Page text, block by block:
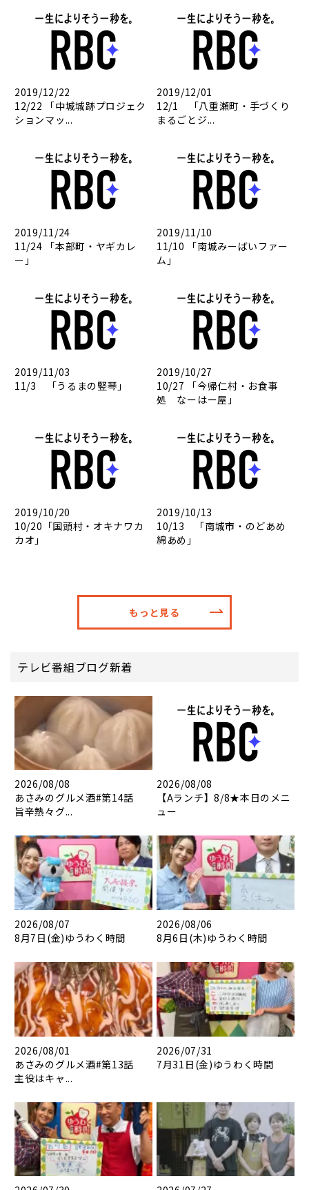
2019/12/22
12/22 「中城城跡プロジェク
ションマッ...
2019/12/01
12/1 「八重瀬町・手づくり
まるごとジ...
2019/11/24
11/24 「本部町・ヤギカレ
ー」
2019/11/10
11/10 「南城みーばいファー
ム」
2019/11/03
11/3 「うるまの竪琴」
2019/10/27
10/27 「今帰仁村・お食事
処 なーはー屋」
2019/10/20
10/20「国頭村・オキナワカ
カオ」
2019/10/13
10/13 「南城市・のどあめ
綿あめ」
もっと見る
テレビ番組ブログ新着
2026/08/08
あさみのグルメ酒#第14話
旨辛熱々グ...
2026/08/08
【Aランチ】8/8★本日のメニ
ュー
2026/08/07
8月7日(金)ゆうわく時間
2026/08/06
8月6日(木)ゆうわく時間
2026/08/01
あさみのグルメ酒#第13話
主役はキャ...
2026/07/31
7月31日(金)ゆうわく時間